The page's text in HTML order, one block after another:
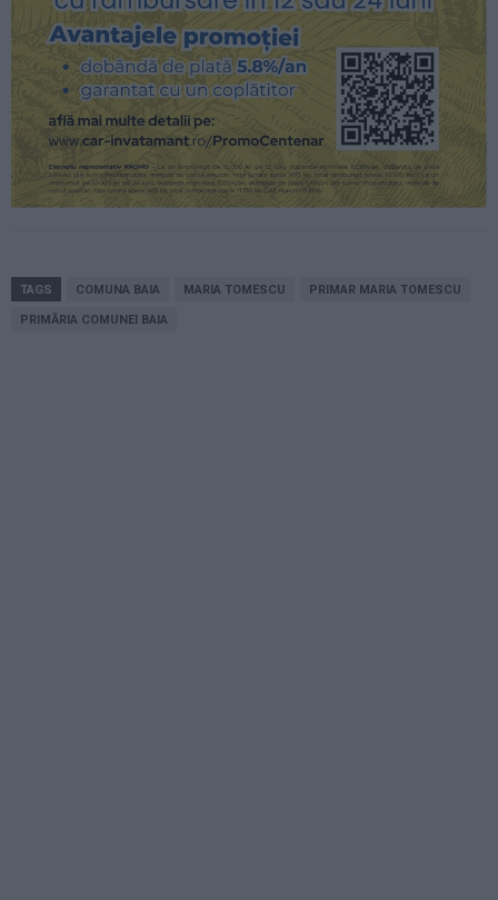
TAGS COMUNA BAIA MARIA TOMESCU PRIMAR MARIA TOMESCU
PRIMĂRIA COMUNEI BAIA